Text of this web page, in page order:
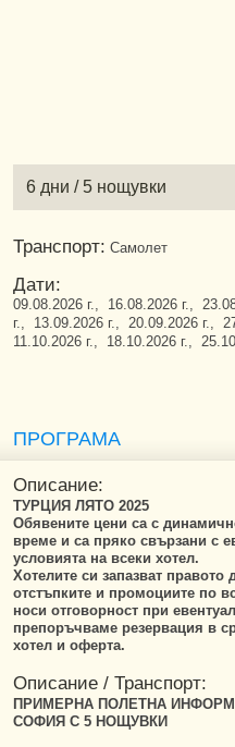
6 дни / 5 нощувки
Транспорт: Самолет
Дати:
09.08.2026 г., 16.08.2026 г.,
г., 13.09.2026 г., 20.09.2026 г.,
11.10.2026 г., 18.10.2026 г.,
ПРОГРАМА
Описание:
ТУРЦИЯ ЛЯТО 2025
Обявените цени са с
време и са пряко свързани с
условията на всеки хотел.
Хотелите си запазват
отстъпките и промоциите по
носи отговорност при
препоръчваме резервация в
хотел и оферта.
Описание / Транспорт:
ПРИМЕРНА ПОЛЕТНА
СОФИЯ С 5 НОЩУВКИ